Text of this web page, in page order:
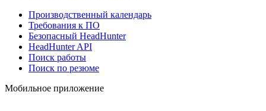
Производственный календарь
Требования к ПО
Безопасный HeadHunter
HeadHunter API
Поиск работы
Поиск по резюме
Мобильное приложение